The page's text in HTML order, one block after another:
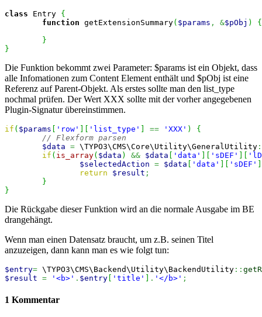
class Entry {
function getExtensionSummary( $params , &$pObj )
{
}
}
Die Funktion bekommt zwei Parameter: $params ist ein Objekt, dass
alle Infomationen zum Content Element enthält und $pObj ist eine
Referenz auf Parent-Objekt. Als erstes sollte man den list_type
nochmal prüfen. Der Wert XXX sollte mit der vorher angegebenen
Plugin-Signatur übereinstimmen.
if ( $params 'row' 'list_type' == 'XXX' )
{
// Flexform parsen
$data = \TYPO3\CMS\Core\Utility\GeneralUtility
if ( is_array( $data ) && $data 'data' 'sDEF'
$selectedAction = $data 'data' 'sDEF'
return
$result ;
}
}
Die Rückgabe dieser Funktion wird an die normale Ausgabe im BE
drangehängt.
Wenn man einen Datensatz braucht, um z.B. seinen Titel
anzuzeigen, dann kann man es wie folgt tun:
$entry= \TYPO3\CMS\Backend\Utility\BackendUtility ::
$result = '<b>' . $entry 'title' . '</b>' ;
1 Kommentar